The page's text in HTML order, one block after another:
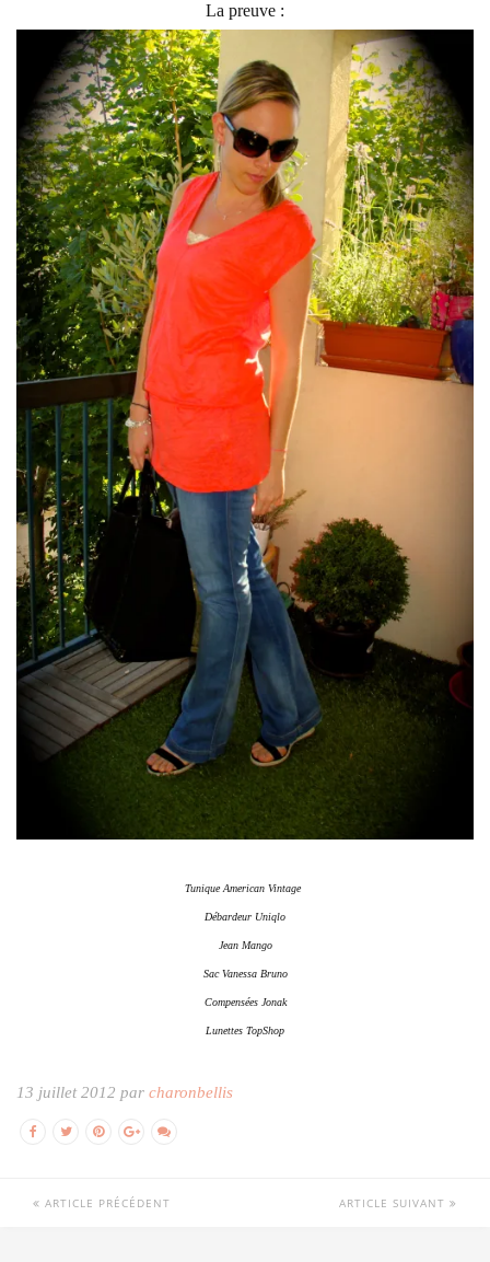
La preuve :
Tunique American Vintage
Débardeur Uniqlo
Jean Mango
Sac Vanessa Bruno
Compensées Jonak
Lunettes TopShop
13 juillet 2012 par charonbellis
ARTICLE PRÉCÉDENT ARTICLE SUIVANT